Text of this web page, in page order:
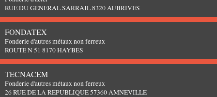
RUE DU GENERAL SARRAIL 8320 AUBRIVES
FONDATEX
Fonderie d'autres métaux non ferreux
ROUTE N 51 8170 HAYBES
TECNACEM
Fonderie d'autres métaux non ferreux
26 RUE DE LA REPUBLIQUE 57360 AMNEVILLE